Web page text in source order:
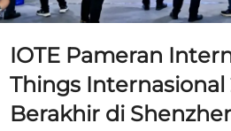
IOTE Pameran
Things Internasional
Berakhir di